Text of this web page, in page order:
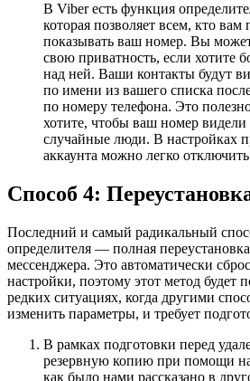
В Viber есть функция
которая позволяет всем, кто
показывать ваш номер. Вы
свою приватность, если хотите
над ней. Ваши контакты будут
по имени из вашего списка
по номеру телефона. Это
хотите, чтобы ваш номер
случайные люди. В настройках
аккаунта можно легко
Способ 4:
Последний и самый радикальный
определителя — полная
мессенджера. Это автоматически
настройки, поэтому этот метод будет
редких ситуациях, когда другими
изменить параметры, и требует
В рамках подготовки перед
резервную копию при помощи
как было нами рассказано в